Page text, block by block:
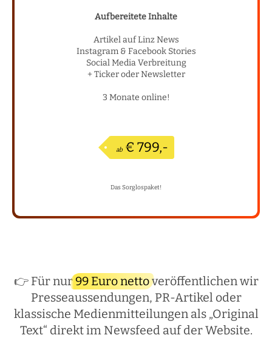
Aufbereitete Inhalte
Artikel auf Linz News
Instagram & Facebook Stories
Social Media Verbreitung
+ Ticker oder Newsletter
3 Monate online!
ab€ 799,-
Das Sorglospaket!
👉 Für nur99 Euro nettoveröffentlichen wir
Presseaussendungen, PR-Artikel oder
klassische Medienmitteilungen als „Original
Text“ direkt im Newsfeed auf der Website.